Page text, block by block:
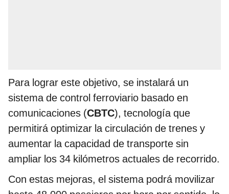
Para lograr este objetivo, se instalará un
sistema de control ferroviario basado en
comunicaciones (CBTC), tecnología que
permitirá optimizar la circulación de trenes y
aumentar la capacidad de transporte sin
ampliar los 34 kilómetros actuales de recorrido.
Con estas mejoras, el sistema podrá movilizar